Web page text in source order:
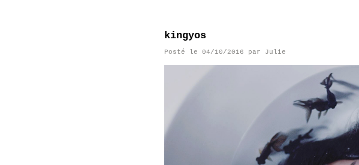
kingyos
Posté le 04/10/2016 par Julie